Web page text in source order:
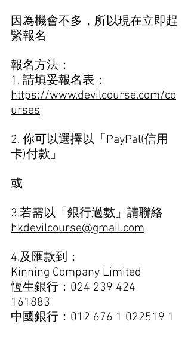
因為機會不多，所以現在立即趕
緊報名
報名方法：
1. 請填妥報名表：
https://www.devilcourse.com/co
urses
2. 你可以選擇以「PayPal(信用
卡)付款」
或
3.若需以「銀行過數」請聯絡
hkdevilcourse@gmail.com
4.及匯款到：
Kinning Company Limited
恆生銀行：024 239 424
161883
中國銀行：012 676 1 022519 1